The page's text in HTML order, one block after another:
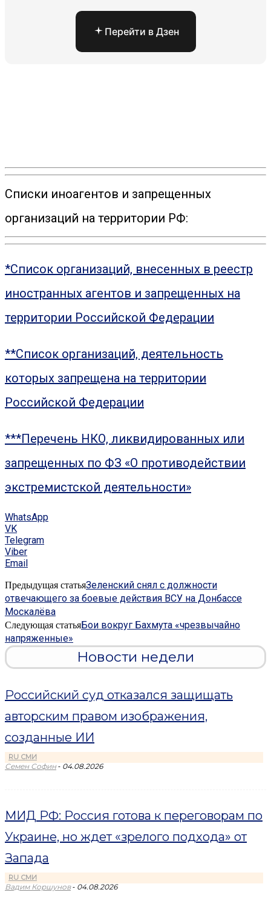
Перейти в Дзен
Списки иноагентов и запрещенных
организаций на территории РФ:
*Список организаций, внесенных в реестр
иностранных агентов и запрещенных на
территории Российской Федерации
**Список организаций, деятельность
которых запрещена на территории
Российской Федерации
***Перечень НКО, ликвидированных или
запрещенных по ФЗ «О противодействии
экстремистской деятельности»
WhatsApp
VK
Telegram
Viber
Email
Предыдущая статьяЗеленский снял с должности
отвечающего за боевые действия ВСУ на Донбассе
Москалёва
Следующая статьяБои вокруг Бахмута «чрезвычайно
напряженные»
Новости недели
Российский суд отказался защищать
авторским правом изображения,
созданные ИИ
RU СМИ
Семен Софин - 04.08.2026
МИД РФ: Россия готова к переговорам по
Украине, но ждет «зрелого подхода» от
Запада
RU СМИ
Вадим Коршунов - 04.08.2026